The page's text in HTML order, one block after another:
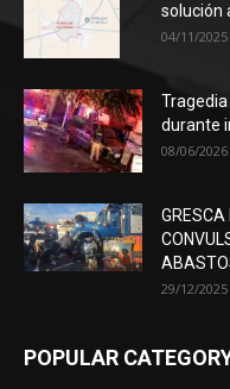
solución
04/11/2025
durante
08/06/2026
GRESCA
29/12/2025
POPULAR